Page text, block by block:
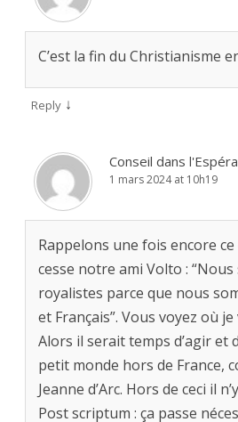
C’est la fin du Christianisme
Reply ↓
Conseil dans
1 mars 2024 at 10h19
Rappelons une fois encore ce
cesse notre ami Volto : “Nous
royalistes parce que nous
et Français”. Vous voyez où
Alors il serait temps d’agir et
petit monde hors de France,
Jeanne d’Arc. Hors de ceci il
Post scriptum : ça passe